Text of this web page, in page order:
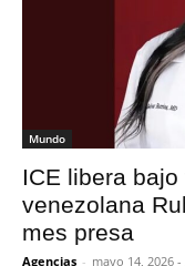
Mundo
ICE libera
venezolana
mes presa
Agencias - mayo 14, 2026